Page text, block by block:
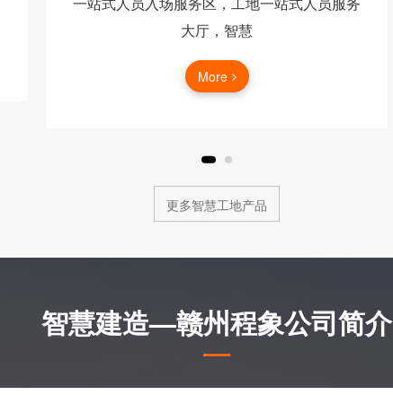
大厅，智慧
More
更多智慧工地产品
智慧建造—赣州程象公司简介